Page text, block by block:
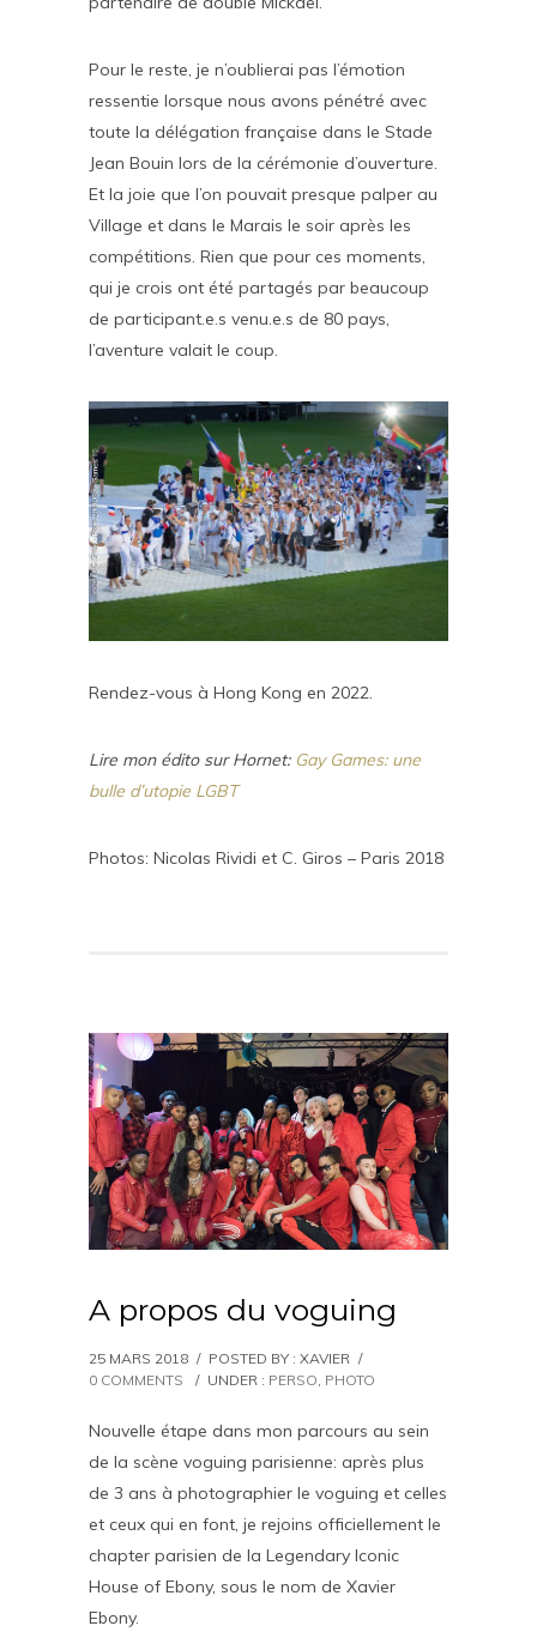
Pour le reste, je n’oublierai pas l’émotion
ressentie lorsque nous avons pénétré avec
toute la délégation française dans le Stade
Jean Bouin lors de la cérémonie d’ouverture.
Et la joie que l’on pouvait presque palper au
Village et dans le Marais le soir après les
compétitions. Rien que pour ces moments,
qui je crois ont été partagés par beaucoup
de participant.e.s venu.e.s de 80 pays,
l’aventure valait le coup.
Rendez-vous à Hong Kong en 2022.
Lire mon édito sur Hornet: Gay Games: une
bulle d’utopie LGBT
Photos: Nicolas Rividi et C. Giros – Paris 2018
A propos du voguing
25 MARS 2018 / POSTED BY : XAVIER /
0 COMMENTS
/ UNDER : PERSO PHOTO
Nouvelle étape dans mon parcours au sein
de la scène voguing parisienne: après plus
de 3 ans à photographier le voguing et celles
et ceux qui en font, je rejoins officiellement le
chapter parisien de la Legendary Iconic
House of Ebony, sous le nom de Xavier
Ebony.